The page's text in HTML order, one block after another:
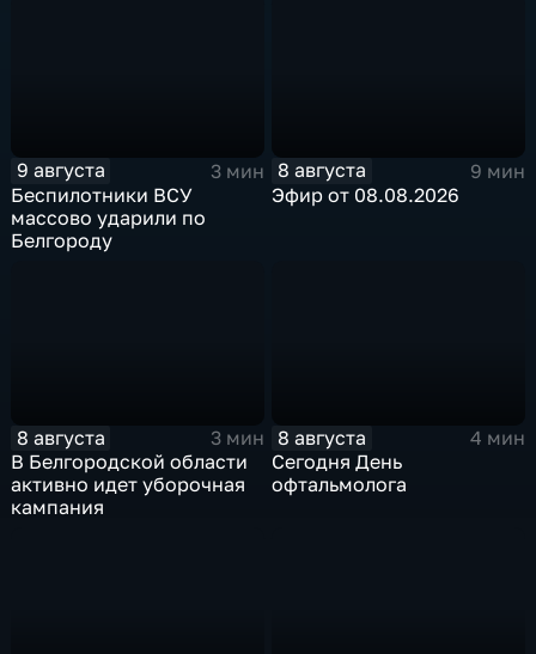
9 августа
3 мин
Беспилотники ВСУ
массово ударили по
Белгороду
8 августа
9 мин
Эфир от 08.08.2026
8 августа
3 мин
В Белгородской области
активно идет уборочная
кампания
8 августа
4 мин
Сегодня День
офтальмолога